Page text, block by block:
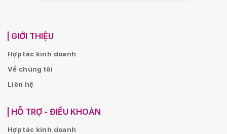
GIỚI THIỆU
Hợp tác kinh doanh
Về chúng tôi
Liên hệ
HỖ TRỢ - ĐIỀU KHOẢN
Hợp tác kinh doanh